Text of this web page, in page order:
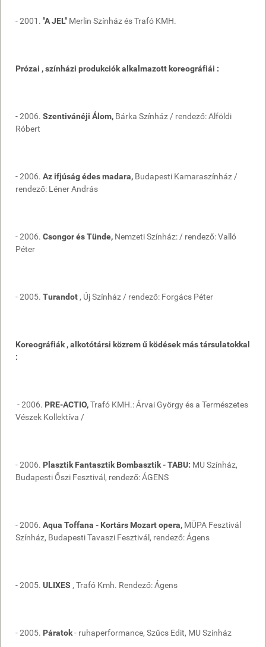
- 2001. "A JEL" Merlin Színház és Trafó KMH.
Prózai , színházi produkciók alkalmazott koreográfiái :
- 2006. Szentivánéji Álom, Bárka Színház / rendező: Alföldi
Róbert
- 2006. Az ifjúság édes madara, Budapesti Kamaraszínház /
rendező: Léner András
- 2006. Csongor és Tünde, Nemzeti Színház: / rendező: Valló
Péter
- 2005. Turandot , Új Színház / rendező: Forgács Péter
Koreográfiák , alkotótársi közrem ű ködések más társulatokkal
:
- 2006. PRE-ACTIO,Trafó KMH.: Árvai György és a Természetes
Vészek Kollektíva /
- 2006. Plasztik Fantasztik Bombasztik - TABU: MU Színház,
Budapesti Őszi Fesztivál, rendező: ÁGENS
- 2006. Aqua Toffana - Kortárs Mozart opera, MÜPA Fesztivál
Színház, Budapesti Tavaszi Fesztivál, rendező: Ágens
- 2005. ULIXES , Trafó Kmh. Rendező: Ágens
- 2005. Páratok- ruhaperformance, Szűcs Edit, MU Színház